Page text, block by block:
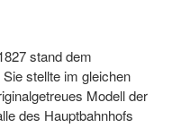
stand dem
stellte im gleichen
Modell der
des Hauptbahnhofs